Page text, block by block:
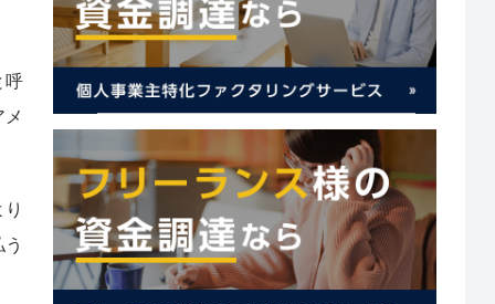
呼